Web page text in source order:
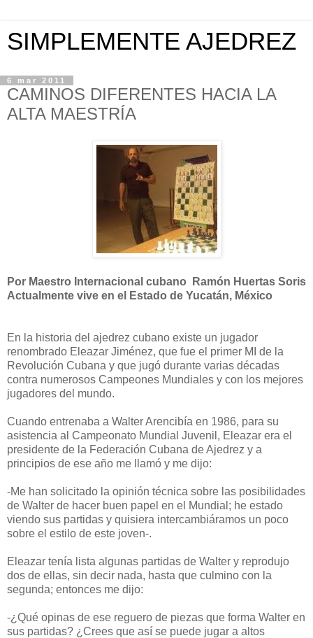
SIMPLEMENTE AJEDREZ
6 mar 2011
CAMINOS DIFERENTES HACIA LA
ALTA MAESTRÍA
Por Maestro Internacional cubano Ramón Huertas Soris
Actualmente vive en el Estado de Yucatán, México
En la historia del ajedrez cubano existe un jugador
renombrado Eleazar Jiménez, que fue el primer MI de la
Revolución Cubana y que jugó durante varias décadas
contra numerosos Campeones Mundiales y con los mejores
jugadores del mundo.
Cuando entrenaba a Walter Arencibía en 1986, para su
asistencia al Campeonato Mundial Juvenil, Eleazar era el
presidente de la Federación Cubana de Ajedrez y a
principios de ese año me llamó y me dijo:
-Me han solicitado la opinión técnica sobre las posibilidades
de Walter de hacer buen papel en el Mundial; he estado
viendo sus partidas y quisiera intercambiáramos un poco
sobre el estilo de este joven-.
Eleazar tenía lista algunas partidas de Walter y reprodujo
dos de ellas, sin decir nada, hasta que culmino con la
segunda; entonces me dijo:
-¿Qué opinas de ese reguero de piezas que forma Walter en
sus partidas? ¿Crees que así se puede jugar a altos